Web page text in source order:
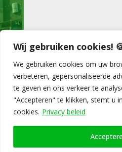
Wij gebruiken cookies!
We gebruiken cookies om uw
verbeteren, gepersonaliseerde
te geven en ons verkeer te
"Accepteren" te klikken, stemt u
cookies. Privacy beleid
|